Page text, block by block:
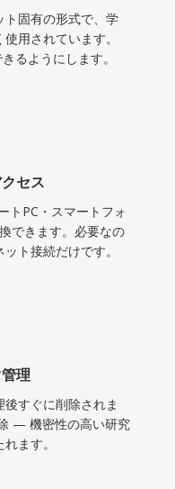
ト固有の形式で、学
用されています。
るようにします。
セス
トPC・スマートフォ
できます。必要なの
ト接続だけです。
理
すぐに削除されま
— 機密性の高い研究
ます。